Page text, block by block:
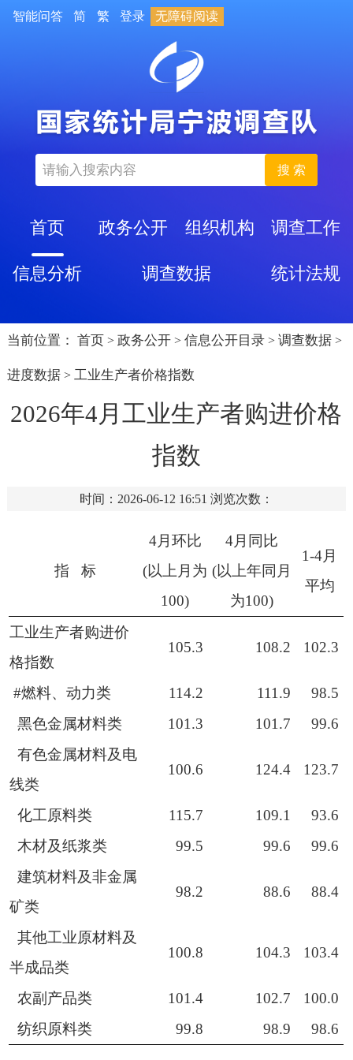
智能问答 简 繁 登录 无障碍阅读
搜 索
首页 政务公开 组织机构 调查工作
信息分析 调查数据 统计法规
当前位置： 首页 > 政务公开 > 信息公开目录 > 调查数据 >
进度数据 > 工业生产者价格指数
2026年4月工业生产者购进价格
指数
时间：2026-06-12 16:51 浏览次数：
指 标
4月环比
(以上月为
100)
4月同比
(以上年同月
为100)
1-4月
平均
工业生产者购进价
格指数
105.3 108.2 102.3
#燃料、动力类 114.2 111.9
98.5
黑色金属材料类
101.3 101.7
99.6
有色金属材料及电
线类
100.6 124.4 123.7
化工原料类 115.7 109.1
93.6
木材及纸浆类
99.5 99.6
99.6
建筑材料及非金属
矿类
98.2 88.6 88.4
其他工业原材料及
半成品类
100.8 104.3 103.4
农副产品类 101.4 102.7
100.0
纺织原料类
99.8 98.9 98.6